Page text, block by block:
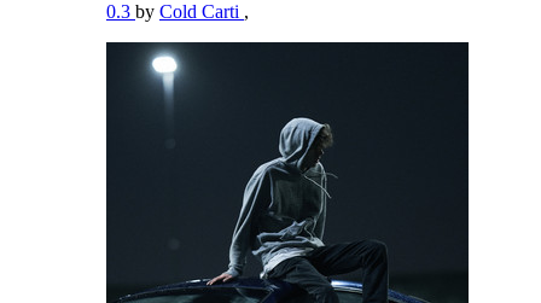
0.3 by Cold Carti ,